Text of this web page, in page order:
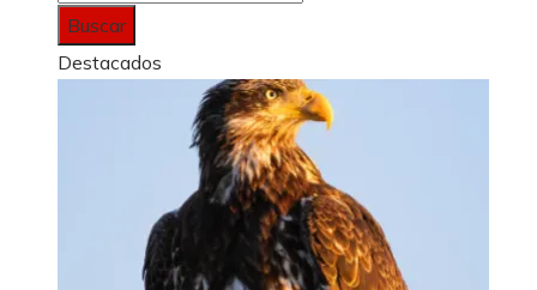
Destacados